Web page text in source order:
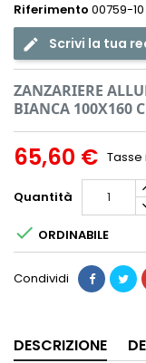
Riferimento 00759-10
Scrivi la tua
ZANZARIERE
BIANCA 100X160
65,60 € Tasse
Quantità
 ORDINABILE
Condividi
DESCRIZIONE